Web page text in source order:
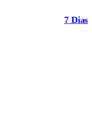
7 Dias